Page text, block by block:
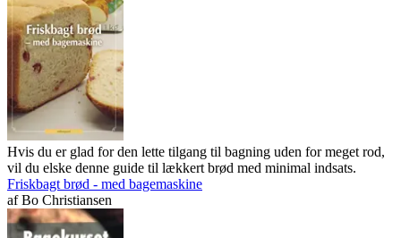
Hvis du er glad for den lette tilgang til bagning uden for meget rod,
vil du elske denne guide til lækkert brød med minimal indsats.
Friskbagt brød - med bagemaskine
afBo Christiansen